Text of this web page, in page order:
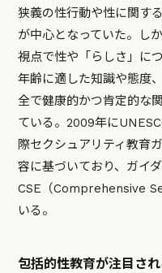
狭義の性行動や性に関す
が中心となっていた。し
視点で性や「らしさ」に
年齢に適した知識や態度
全で健康的かつ肯定的な
ている。2009年に
際セクシュアリティ教育
容に基づいており、ガイ
CSE（Comprehensive
いる。
包括的性教育が注目さ